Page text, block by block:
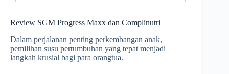
Review SGM Progress Maxx dan Complinutri
Dalam perjalanan penting perkembangan anak,
pemilihan susu pertumbuhan yang tepat menjadi
langkah krusial bagi para orangtua.